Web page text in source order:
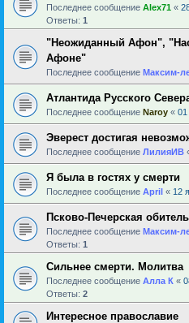
Последнее сообщение Alex71 «
Ответы: 1
"Неожиданный Афон",
Афоне"
Последнее сообщение Максим-
Атлантида Русского
Последнее сообщение Naroy « 01
Эверест достигая
Последнее сообщение ЛилияИВ
Я была в гостях у смерти
Последнее сообщение April « 12
Псково-Печерская обитель
Последнее сообщение Максим-
Ответы: 1
Сильнее смерти. Молитва
Последнее сообщение Алла К «
Ответы: 2
Интересное православие